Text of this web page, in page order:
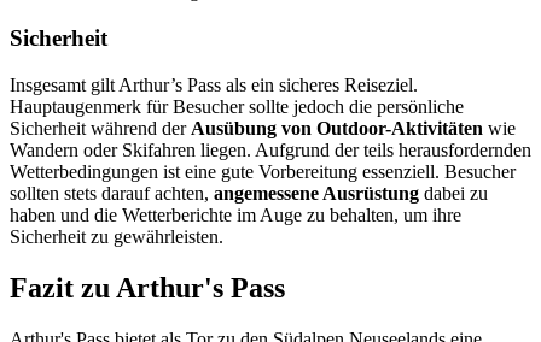
Sicherheit
Insgesamt gilt Arthur’s Pass als ein sicheres Reiseziel.
Hauptaugenmerk für Besucher sollte jedoch die persönliche
Sicherheit während der Ausübung von Outdoor-Aktivitäten wie
Wandern oder Skifahren liegen. Aufgrund der teils herausfordernden
Wetterbedingungen ist eine gute Vorbereitung essenziell. Besucher
sollten stets darauf achten, angemessene Ausrüstung dabei zu
haben und die Wetterberichte im Auge zu behalten, um ihre
Sicherheit zu gewährleisten.
Fazit zu Arthur's Pass